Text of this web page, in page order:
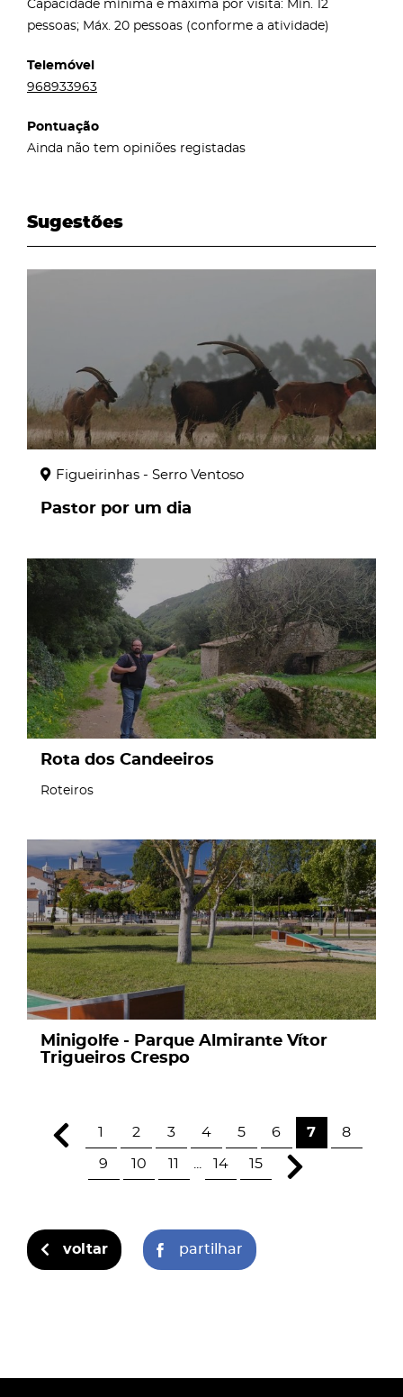
Capacidade mínima e máxima por visita: Mín. 12
pessoas; Máx. 20 pessoas (conforme a atividade)
Telemóvel
968933963
Pontuação
Ainda não tem opiniões registadas
Sugestões
Figueirinhas - Serro Ventoso
Pastor por um dia
page
Rota dos Candeeiros
Roteiros
page
Minigolfe - Parque Almirante Vítor
Trigueiros Crespo
1 2 3 4 5 6 7 8
9 10 11 14 15
voltar partilhar